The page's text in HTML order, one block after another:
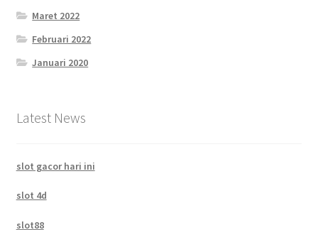
Maret 2022
Februari 2022
Januari 2020
Latest News
slot gacor hari ini
slot 4d
slot88